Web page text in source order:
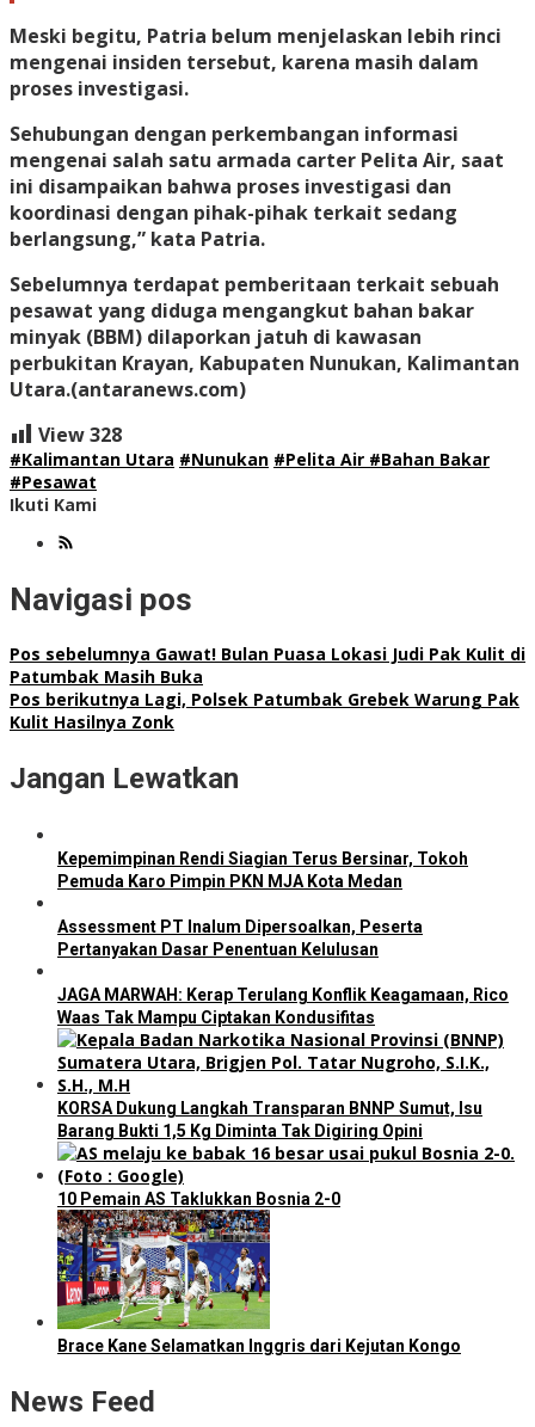
Meski begitu, Patria belum menjelaskan lebih rinci
mengenai insiden tersebut, karena masih dalam
proses investigasi.
Sehubungan dengan perkembangan informasi
mengenai salah satu armada carter Pelita Air, saat
ini disampaikan bahwa proses investigasi dan
koordinasi dengan pihak-pihak terkait sedang
berlangsung,” kata Patria.
Sebelumnya terdapat pemberitaan terkait sebuah
pesawat yang diduga mengangkut bahan bakar
minyak (BBM) dilaporkan jatuh di kawasan
perbukitan Krayan, Kabupaten Nunukan, Kalimantan
Utara.(antaranews.com)
View328
#Kalimantan Utara #Nunukan #Pelita Air #Bahan Bakar
#Pesawat
Ikuti Kami
Navigasi pos
Pos sebelumnya Gawat! Bulan Puasa Lokasi Judi Pak Kulit di
Patumbak Masih Buka
Pos berikutnya Lagi, Polsek Patumbak Grebek Warung Pak
Kulit Hasilnya Zonk
Jangan Lewatkan
Kepemimpinan Rendi Siagian Terus Bersinar, Tokoh
Pemuda Karo Pimpin PKN MJA Kota Medan
Assessment PT Inalum Dipersoalkan, Peserta
Pertanyakan Dasar Penentuan Kelulusan
JAGA MARWAH: Kerap Terulang Konflik Keagamaan, Rico
Waas Tak Mampu Ciptakan Kondusifitas
KORSA Dukung Langkah Transparan BNNP Sumut, Isu
Barang Bukti 1,5 Kg Diminta Tak Digiring Opini
10 Pemain AS Taklukkan Bosnia 2-0
Brace Kane Selamatkan Inggris dari Kejutan Kongo
News Feed